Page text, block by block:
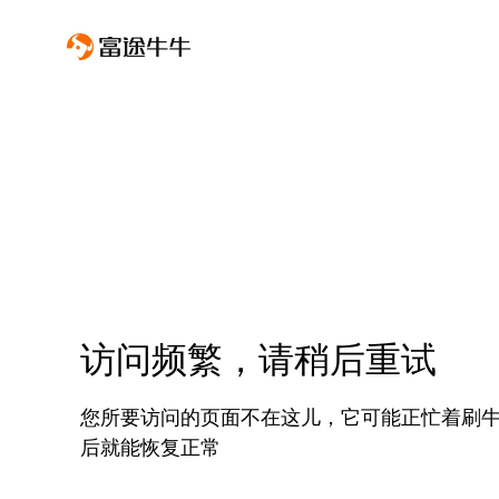
访问频繁，请稍后重试
您所要访问的页面不在这儿，它可能正忙着刷
后就能恢复正常